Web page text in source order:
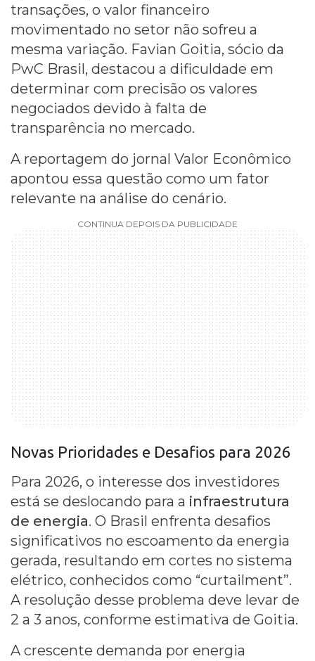
transações, o valor financeiro
movimentado no setor não sofreu a
mesma variação. Favian Goitia, sócio da
PwC Brasil, destacou a dificuldade em
determinar com precisão os valores
negociados devido à falta de
transparência no mercado.
A reportagem do jornal Valor Econômico
apontou essa questão como um fator
relevante na análise do cenário.
CONTINUA DEPOIS DA PUBLICIDADE
Novas Prioridades e Desafios para 2026
Para 2026, o interesse dos investidores
está se deslocando para a infraestrutura
de energia. O Brasil enfrenta desafios
significativos no escoamento da energia
gerada, resultando em cortes no sistema
elétrico, conhecidos como “curtailment”.
A resolução desse problema deve levar de
2 a 3 anos, conforme estimativa de Goitia.
A crescente demanda por energia